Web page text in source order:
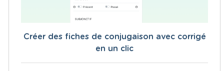
Créer des fiches de conjugaison avec corrigé
en un clic